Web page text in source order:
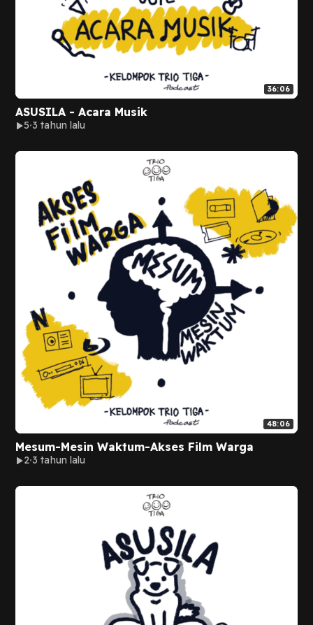
36:06
ASUSILA - Acara Musik
5 3 tahun lalu
48:06
Mesum-Mesin Waktum-Akses Film Warga
2 3 tahun lalu